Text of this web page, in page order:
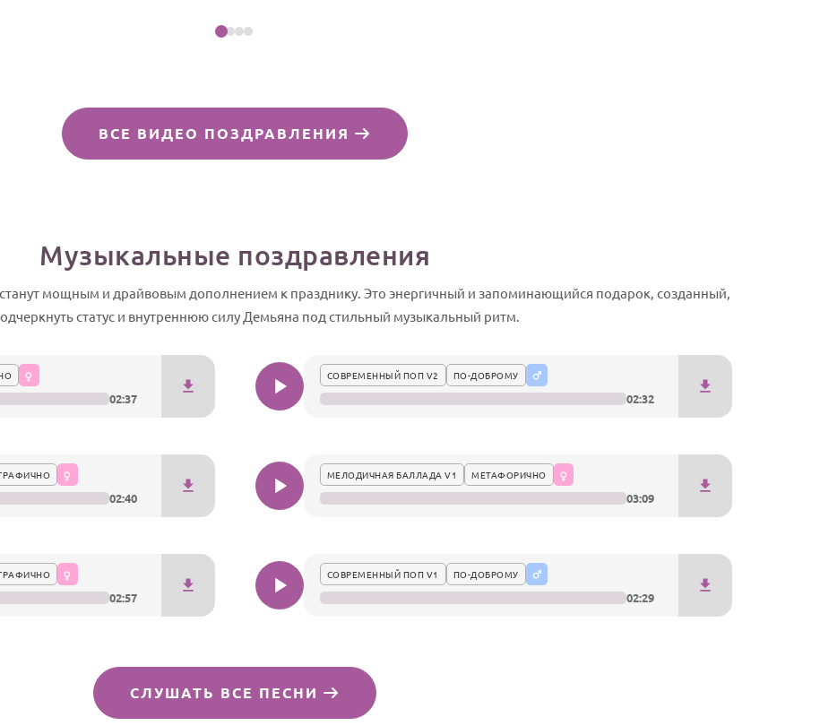
ВСЕ ВИДЕО ПОЗДРАВЛЕНИЯ
Музыкальные поздравления
мощным и драйвовым дополнением к празднику. Это энергичный и запоминающийся подарок, созданный,
статус и внутреннюю силу Демьяна под стильный музыкальный ритм.
02:37
СОВРЕМЕННЫЙ ПОП V2 ПО-ДОБРОМУ
02:32
02:40
МЕЛОДИЧНАЯ БАЛЛАДА V1 МЕТАФОРИЧНО
03:09
02:57
СОВРЕМЕННЫЙ ПОП V1 ПО-ДОБРОМУ
02:29
СЛУШАТЬ ВСЕ ПЕСНИ